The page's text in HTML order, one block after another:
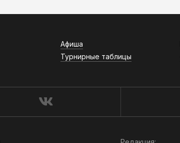
Афиша
Турнирные таблицы